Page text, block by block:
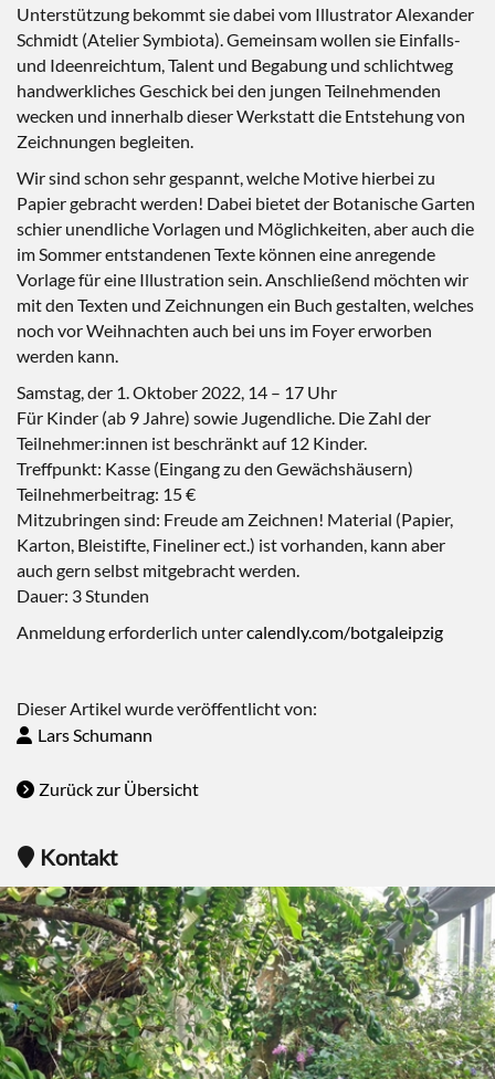
Unterstützung bekommt sie dabei vom Illustrator Alexander
Schmidt (Atelier Symbiota). Gemeinsam wollen sie Einfalls-
und Ideenreichtum, Talent und Begabung und schlichtweg
handwerkliches Geschick bei den jungen Teilnehmenden
wecken und innerhalb dieser Werkstatt die Entstehung von
Zeichnungen begleiten.
Wir sind schon sehr gespannt, welche Motive hierbei zu
Papier gebracht werden! Dabei bietet der Botanische Garten
schier unendliche Vorlagen und Möglichkeiten, aber auch die
im Sommer entstandenen Texte können eine anregende
Vorlage für eine Illustration sein. Anschließend möchten wir
mit den Texten und Zeichnungen ein Buch gestalten, welches
noch vor Weihnachten auch bei uns im Foyer erworben
werden kann.
Samstag, der 1. Oktober 2022, 14 – 17 Uhr
Für Kinder (ab 9 Jahre) sowie Jugendliche. Die Zahl der
Teilnehmer:innen ist beschränkt auf 12 Kinder.
Treffpunkt: Kasse (Eingang zu den Gewächshäusern)
Teilnehmerbeitrag: 15 €
Mitzubringen sind: Freude am Zeichnen! Material (Papier,
Karton, Bleistifte, Fineliner ect.) ist vorhanden, kann aber
auch gern selbst mitgebracht werden.
Dauer: 3 Stunden
Anmeldung erforderlich untercalendly.com/botgaleipzig
Dieser Artikel wurde veröffentlicht von:
Lars Schumann
Zurück zur Übersicht
Kontakt